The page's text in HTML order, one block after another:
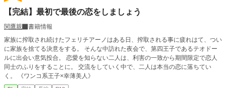
【完結】最初で最後の恋をしましょう
関鷹親
書籍情報
家族に搾取され続けたフェリチアーノはある日、搾取される事に疲れはて、つい
に家族を捨てる決意をする。 そんな中訪れた夜会で、第四王子であるテオドー
ルに出会い意気投合。 恋愛を知らない二人は、利害の一致から期間限定で恋人
同士のふりをすることに。 交流をしていく中で、二人は本当の恋に落ちてい
く。 《ワンコ系王子×幸薄美人》